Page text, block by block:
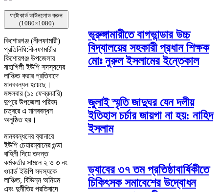
ফটোকার্ড ডাউনলোড করুন
(1080×1080)
কিশোরগঞ্জ (নীলফামারী)
প্রতিনিধি:নীলফামারীর
কিশোরগঞ্জ উপজেলার
বাহাগিলী ইউপি সদস্যদের
লাঞ্চিত করার প্রতিবাদে
মানববন্ধন হয়েছে।
মঙ্গলবার (১১ ফেব্রুয়ারি)
দুপুরে উপজেলা পরিষদ
চত্বরে এ মানববন্ধন
অনুষ্ঠিত হয়।
মানববন্ধনের ব্যানারে
ইউপি চেয়ারম্যানের গুন্ডা
বাহিনী দিয়ে তদন্ত
কর্মকর্তার সামনে ২ ও ৩ নং
ওয়ার্ড ইউপি সদস্যকে
লাঞ্চিত, বিভিন্ন অনিয়ম
এবং দুর্নীতির প্রতিবাদে
ভূরুঙ্গামারীতে বাগভান্ডার উচ্চ
বিদ্যালয়ের সহকারী প্রধান শিক্ষক
মোঃ নুরুল ইসলামের ইন্তেকাল
জুলাই স্মৃতি জাদুঘর যেন দলীয়
ইতিহাস চর্চার জায়গা না হয়: নাহিদ
ইসলাম
ড্যাবের ৩৭ তম প্রতিষ্ঠাবার্ষিকীতে
চিকিৎসক সমাবেশের উদ্বোধন